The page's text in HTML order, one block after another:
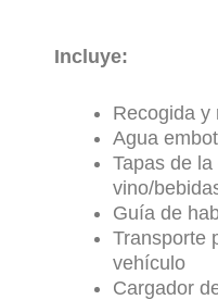
Incluye:
Recogida y
Agua
Tapas de
vino/
Guía de
Transporte
vehículo
Cargador